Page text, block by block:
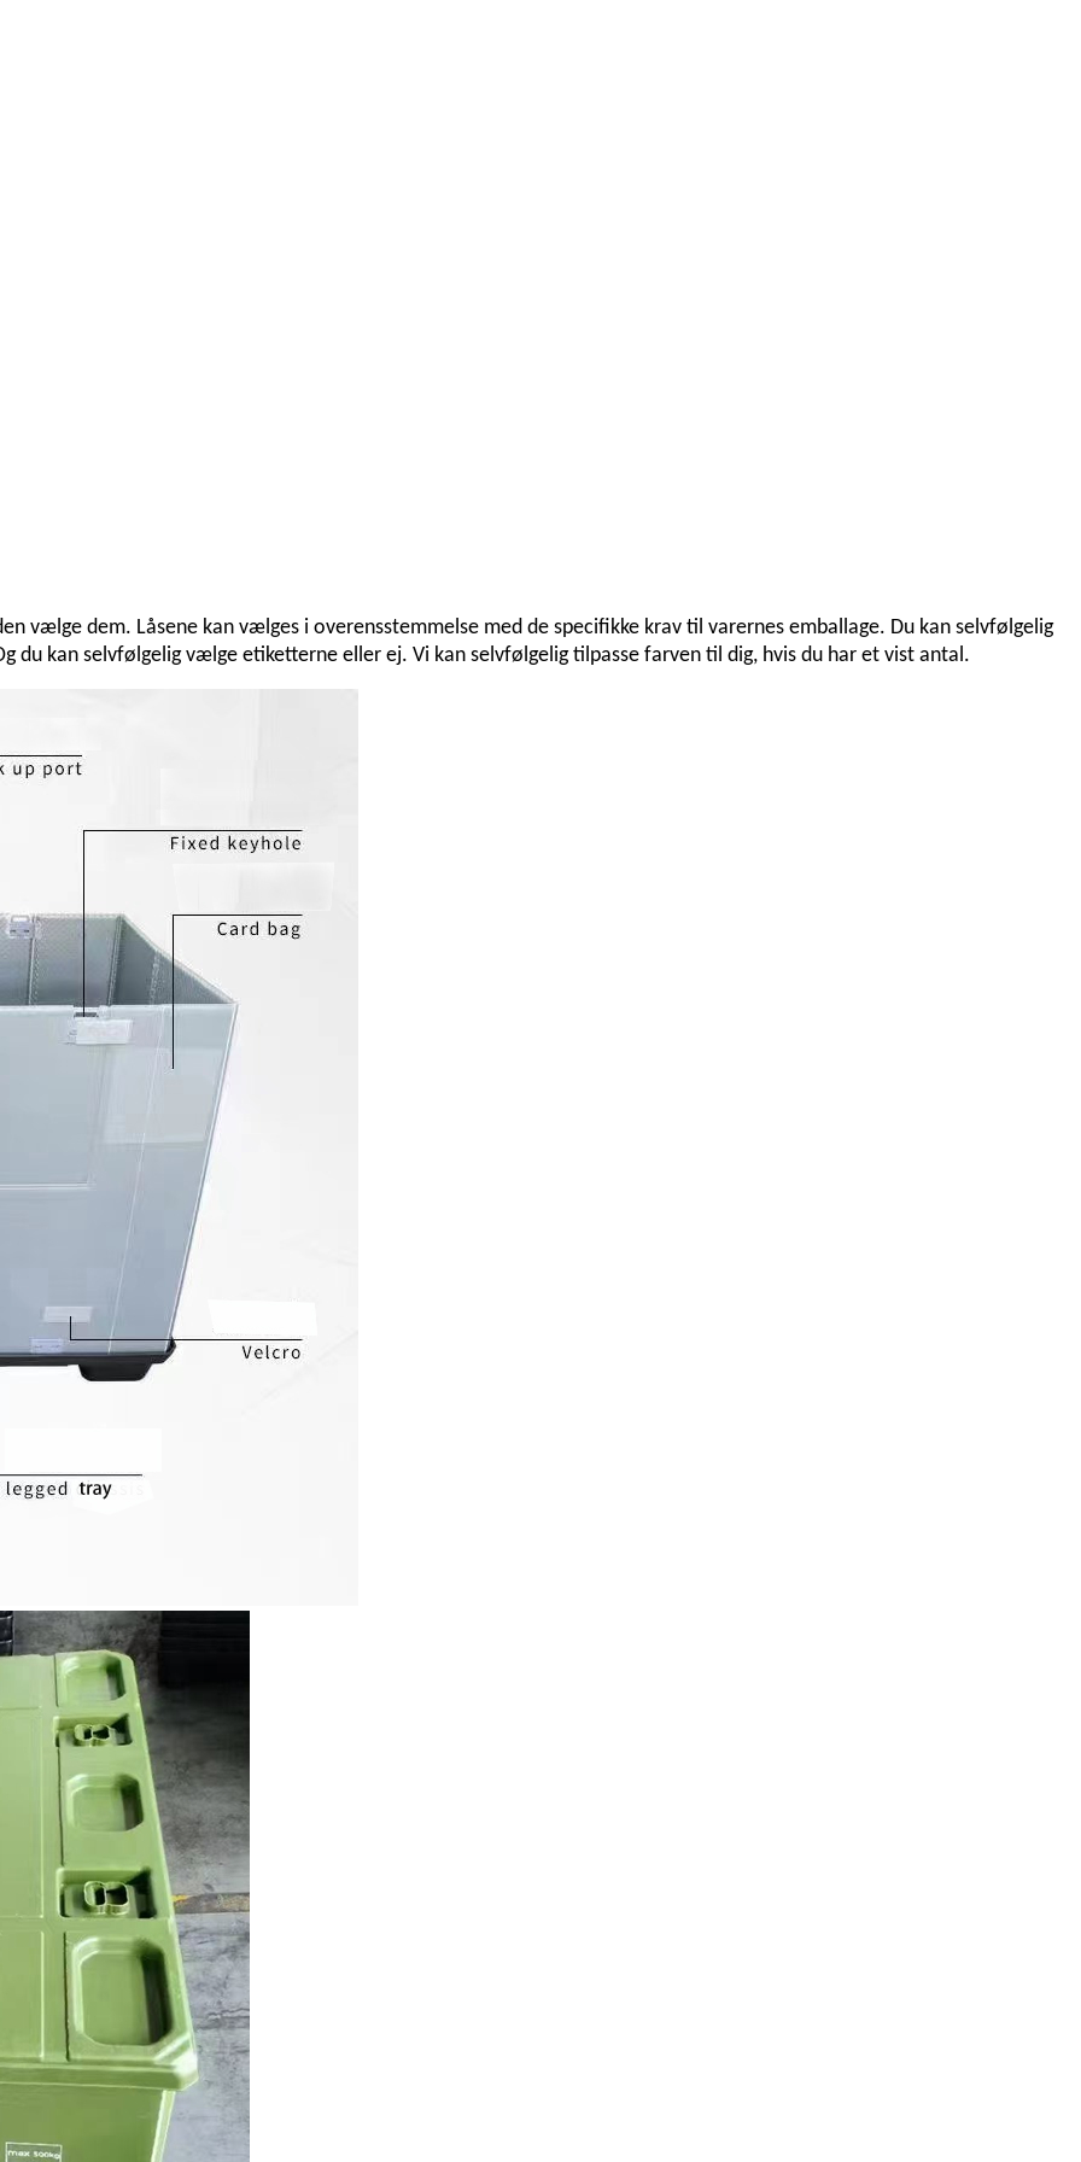
vælge dem. Låsene kan vælges i overensstemmelse med de specifikke krav til varernes emballage. Du kan selvfølgelig
du kan selvfølgelig vælge etiketterne eller ej. Vi kan selvfølgelig tilpasse farven til dig, hvis du har et vist antal.